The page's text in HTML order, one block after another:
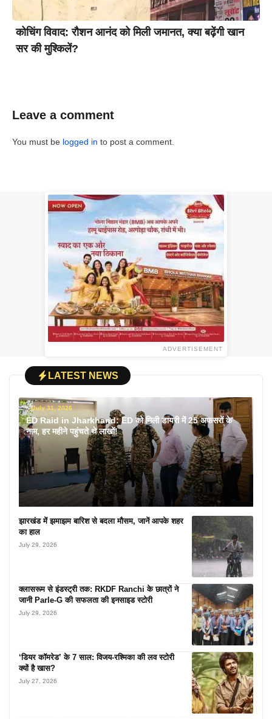
कोचिंग विवाद: रौशन आनंद को मिली जमानत, क्या बढ़ेंगी खान
सर की मुश्किलें?
Leave a comment
You must be logged in to post a comment.
ADVERTISEMENT
LATEST NEWS
July 31, 2026
ED Raid in Jharkhand: ED को मिली डायरी में 25 अफसरों के
नाम, हर महीने पहुंचते थे लाखों!
झारखंड में झमाझम बारिश से बदला मौसम, जानें आपके शहर
का हाल
July 29, 2026
क्लासरूम से इंडस्ट्री तक: RKDF Ranchi के छात्रों ने
जानी Parle-G की सफलता की इनसाइड स्टोरी
July 29, 2026
‘डियर कॉमरेड’ के 7 साल: विजय-रश्मिका की लव स्टोरी
क्यों है खास?
July 27, 2026